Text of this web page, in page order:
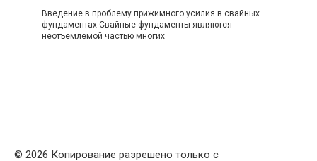
Введение в проблему прижимного усилия в свайных
фундаментах Свайные фундаменты являются
неотъемлемой частью многих
© 2026 Копирование разрешено только с